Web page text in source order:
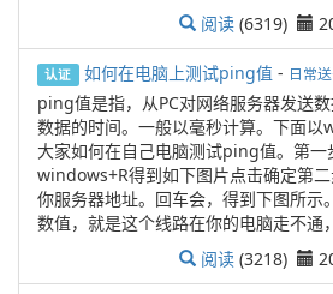
阅读 (6319)
认证 如何在电脑上测试ping值 - 日常
ping值是指，从PC对网络服务器发送
数据的时间。一般以毫秒计算。下面
大家如何在自己电脑测试ping值。第一
windows+R得到如下图片点击确定第
你服务器地址。回车会，得到下图所
数值，就是这个线路在你的电脑走不通
阅读 (3218)